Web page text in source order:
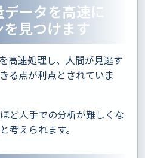
ータを高速に
見つけます
高速処理し、人間が見逃す
る点が利点とされていま
ど人手での分析が難しくな
考えられます。